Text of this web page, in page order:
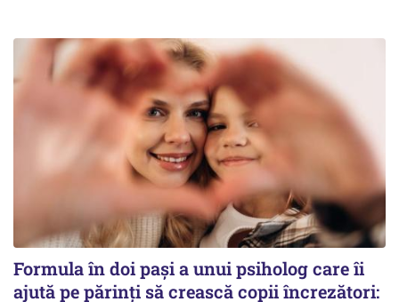
Formula în doi pași a unui psiholog care îi
ajută pe părinți să crească copii încrezători: